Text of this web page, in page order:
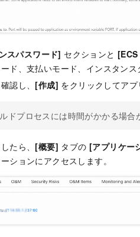
スパスワード] セクションと
ド、支払いモード、インスタンス
認し、 [作成] をクリックしてアプ
ドプロセスには時間がかかる場合
たら、 [概要] タブの [アプリケー
ションにアクセスします。